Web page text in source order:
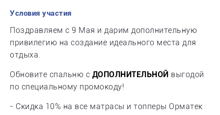
Условия участия
Поздравляем с 9 Мая и дарим дополнительную
привилегию на создание идеального места для
отдыха.
Обновите спальню с ДОПОЛНИТЕЛЬНОЙ выгодой
по специальному промокоду!
- Скидка 10% на все матрасы и топперы Орматек